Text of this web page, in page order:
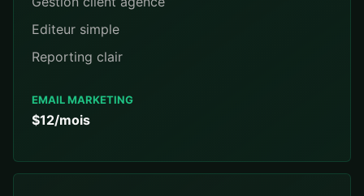
Editeur simple
Reporting clair
EMAIL MARKETING
$12/mois